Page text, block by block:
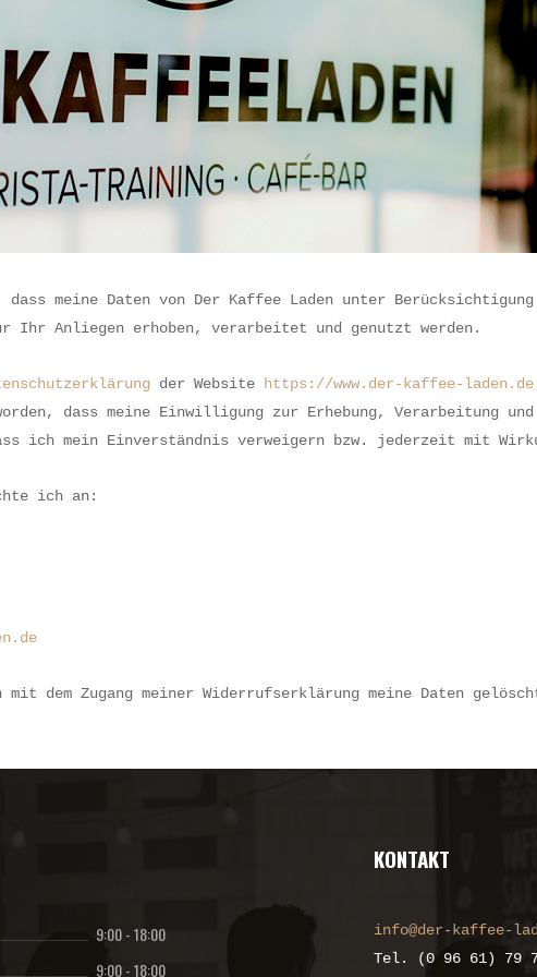
meine Daten von Der Kaffee Laden unter Berücksichtigung
Ihr Anliegen erhoben, verarbeitet und genutzt werden.
der Website https://www.der-kaffee-laden.de
dass meine Einwilligung zur Erhebung, Verarbeitung
ich mein Einverständnis verweigern bzw. jederzeit mit
ich an:
dem Zugang meiner Widerrufserklärung meine Daten
9:00-18:00
9:00-18:00
KONTAKT
info@der-kaffee-
Tel. (0 96 61) 79